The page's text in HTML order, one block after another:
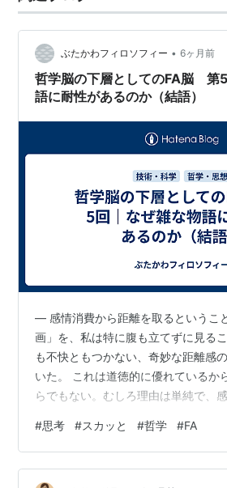
ぶたかわフィロソフィー • 6ヶ月前
哲学脳の下層としてのFA脳 第
語に耐性があるのか（結語）
― 感情消費から距離を取るというこ
画」を、私は特に腹も立てずに見る
も不快ともつかない、奇妙な距離感
いた。 これは道徳的に優れているか
らでもない。むしろ理由は単純で、
回収されない視点 スカッと系動画の
っている。 理不尽な悪役が登場する
最後に痛快な逆転が起こる 視聴者
#思考 #スカッと #哲学 #FA